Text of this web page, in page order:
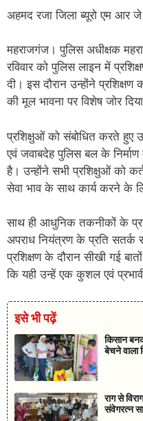
अहमद रजा जिला ब्यूरो एम आर
महराजगंज। पुलिस अधीक्षक
रविवार को पुलिस लाइन में
दी। इस दौरान उन्होंने
की मूल भावना पर विशेष जोर
प्रशिक्षुओं को संबोधित करते
एवं जवाबदेह पुलिस बल के निर्माण
है। उन्होंने सभी प्रशिक्षुओं को
सेवा भाव के साथ कार्य करने के
साथ ही आधुनिक तकनीकों के
अपराध नियंत्रण के प्रति सतर्क
प्रशिक्षण के दौरान सीखी गई
कि यही उन्हें एक कुशल एवं
इसे भी पढ़ें
किसान
बेचने वाला
राग से
संवेगरत्न